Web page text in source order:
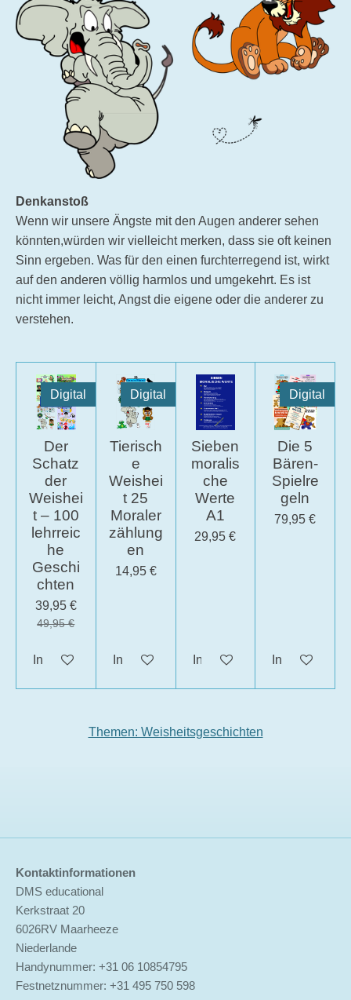
Denkanstoß
Wenn wir unsere Ängste mit den Augen anderer sehen
könnten,würden wir vielleicht merken, dass sie oft keinen
Sinn ergeben. Was für den einen furchterregend ist, wirkt
auf den anderen völlig harmlos und umgekehrt. Es ist
nicht immer leicht, Angst die eigene oder die anderer zu
verstehen.
Digital
Der
Schatz
der
Weishei
t – 100
lehrreic
he
Geschi
chten
39,95 €
49,95 €
In den Warenkorb
Digital
Tierisch
e
Weishei
t 25
Moraler
zählung
en
14,95 €
In den Warenkorb
Sieben
moralis
che
Werte
A1
29,95 €
In den Warenkorb
Digital
Die 5
Bären-
Spielre
geln
79,95 €
In den
Themen: Weisheitsgeschichten
Kontaktinformationen
DMS educational
Kerkstraat 20
6026RV Maarheeze
Niederlande
Handynummer: +31 06 10854795
Festnetznummer: +31 495 750 598